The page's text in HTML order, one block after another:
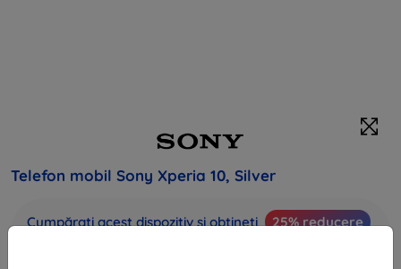
Telefon mobil Sony Xperia 10, Silver
Cumpărați acest dispozitiv și obțineți
25% reducere